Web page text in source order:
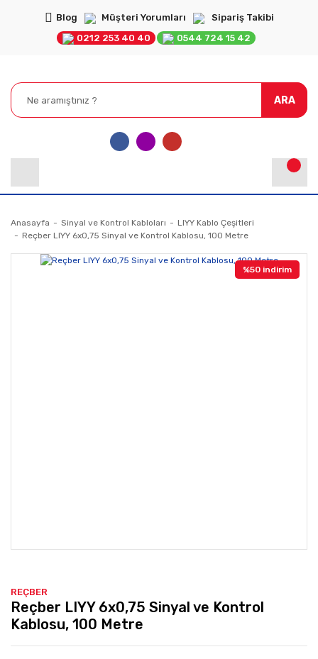
Blog Müşteri Yorumları
Sipariş Takibi
0212 253 40 40
0544 724 15 42
ARA
Anasayfa Sinyal ve Kontrol Kabloları
LIYY Kablo Çeşitleri
Reçber LIYY 6x0,75 Sinyal ve Kontrol Kablosu, 100 Metre
%50 indirim
REÇBER
Reçber LIYY 6x0,75 Sinyal ve Kontrol
Kablosu, 100 Metre